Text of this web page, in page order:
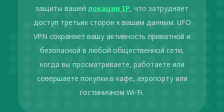
защиты вашей локации IP, что затрудняет
доступ третьих сторон к вашим данным. UFO
VPN сохраняет вашу активность приватной и
безопасной в любой общественной сети,
когда вы просматриваете, работаете или
совершаете покупки в кафе, аэропорту или
гостиничном Wi-Fi.